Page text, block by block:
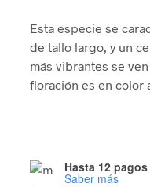
Esta especie se
de tallo largo, y un
más vibrantes se
floración es en color
Hasta 12
Saber más